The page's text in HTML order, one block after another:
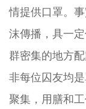
情提供口罩。
沫傳播，具一
群密集的地方
非每位囚友均
聚集，用膳和